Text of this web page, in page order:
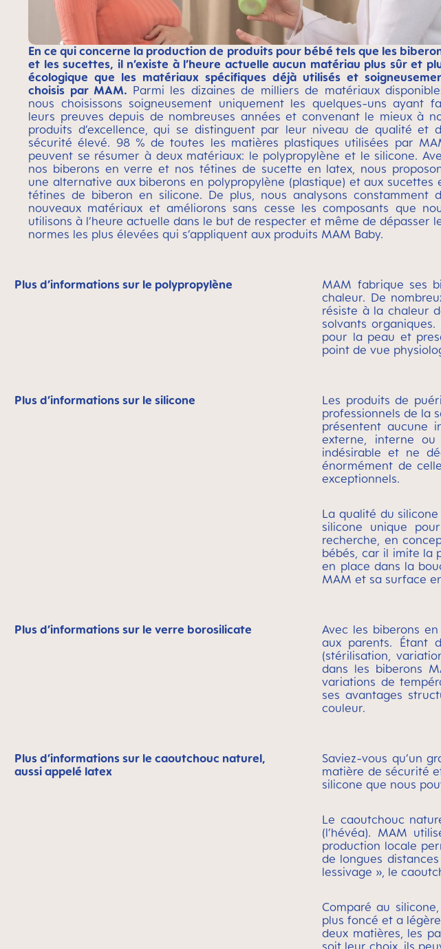
En ce qui concerne la production de produits pour bébé tels que les
et les sucettes, il n’existe à l’heure actuelle aucun matériau plus sûr et
écologique que les matériaux spécifiques déjà utilisés et
choisis par MAM. Parmi les dizaines de milliers de matériaux
nous choisissons soigneusement uniquement les quelques-uns ayant
leurs preuves depuis de nombreuses années et convenant le mieux à
produits d’excellence, qui se distinguent par leur niveau de qualité et
sécurité élevé. 98 % de toutes les matières plastiques utilisées par
peuvent se résumer à deux matériaux: le polypropylène et le silicone.
nos biberons en verre et nos tétines de sucette en latex, nous
une alternative aux biberons en polypropylène (plastique) et aux sucettes
tétines de biberon en silicone. De plus, nous analysons constamment
nouveaux matériaux et améliorons sans cesse les composants que
utilisons à l’heure actuelle dans le but de respecter et même de dépasser
normes les plus élevées qui s’appliquent aux produits MAM Baby.
Plus d’informations sur le polypropylène
MAM fabrique ses
chaleur. De
résiste à la chaleur
solvants
pour la peau et
point de vue
Plus d’informations sur le silicone
Les produits de
professionnels de la
présentent aucune
externe, interne ou
indésirable et ne
énormément de
exceptionnels.
La qualité du
silicone unique
recherche, en
bébés, car il imite la
en place dans la
MAM et sa surface
Plus d’informations sur le verre borosilicate
Avec les biberons
aux parents. Étant
(stérilisation,
dans les biberons
variations de
ses avantages
couleur.
Plus d’informations sur le caoutchouc naturel,
aussi appelé latex
Saviez-vous qu’un
matière de sécurité
silicone que nous
Le caoutchouc
(l’hévéa). MAM
production locale
de longues
lessivage », le
Comparé au
plus foncé et a
deux matières, les
soit leur choix, ils